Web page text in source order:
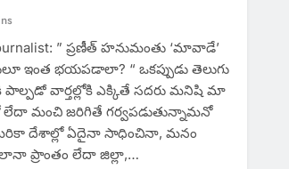
” ప్రణీత్‌ హనుమంతు ‘మావాడే’
ఇంత భయపడాలా? “ ఒకప్పుడు తెలుగు
పాల్పడో వార్తల్లోకి ఎక్కితే సదరు మనిషి మా
లేదా మంచి జరిగితే గర్వపడుతున్నామనో
దేశాల్లో ఏదైనా సాధించినా, మనం
ప్రాంతం లేదా జిల్లా,…